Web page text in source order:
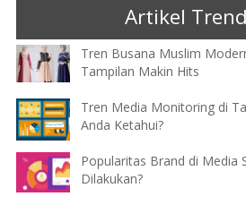
Artikel
Tren Busana Muslim
Tampilan Makin Hits
Tren Media Monitoring di
Anda Ketahui?
Popularitas Brand di Media
Dilakukan?